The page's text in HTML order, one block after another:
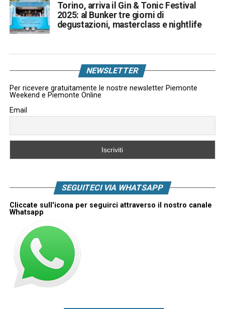
Torino, arriva il Gin & Tonic Festival
2025: al Bunker tre giorni di
degustazioni, masterclass e nightlife
NEWSLETTER
Per ricevere gratuitamente le nostre newsletter Piemonte
Weekend e Piemonte Online
Email
SEGUITECI VIA WHATSAPP
Cliccate sull'icona per seguirci attraverso il nostro canale
Whatsapp